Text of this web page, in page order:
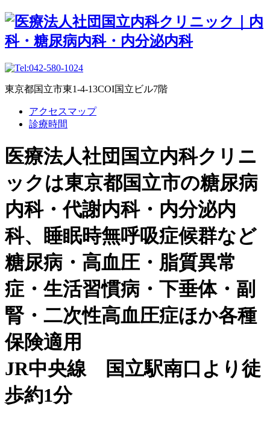
東京都国立市東1-4-13COI国立ビル7階
アクセスマップ
診療時間
医療法人社団国立内科クリニ
ックは東京都国立市の糖尿病
内科・代謝内科・内分泌内
科、睡眠時無呼吸症候群など
糖尿病・高血圧・脂質異常
症・生活習慣病・下垂体・副
腎・二次性高血圧症ほか各種
保険適用
JR中央線 国立駅南口より徒
歩約1分